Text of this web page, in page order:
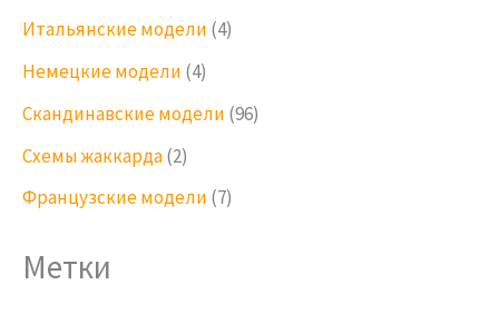
Итальянские модели (4)
Немецкие модели (4)
Скандинавские модели (96)
Схемы жаккарда(2)
Французские модели (7)
Метки